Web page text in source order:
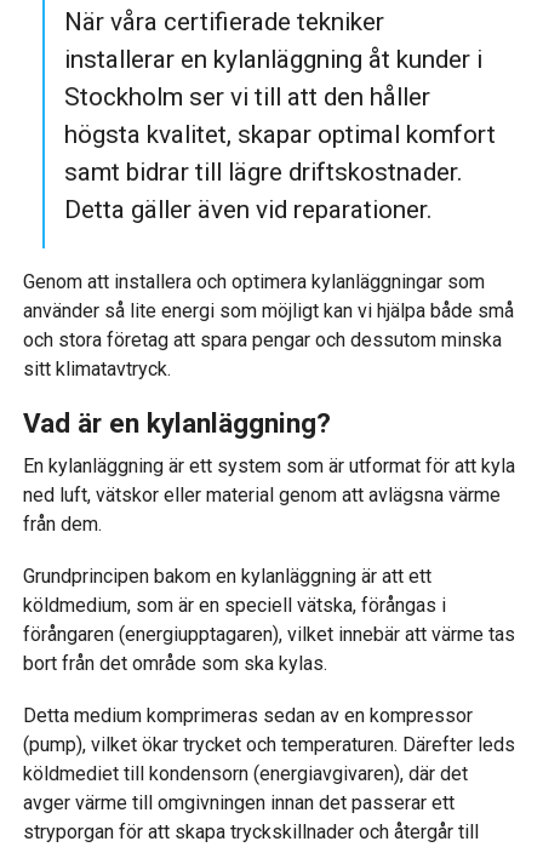
När våra certifierade tekniker
installerar en kylanläggning åt kunder i
Stockholm ser vi till att den håller
högsta kvalitet, skapar optimal komfort
samt bidrar till lägre driftskostnader.
Detta gäller även vid reparationer.
Genom att installera och optimera kylanläggningar som
använder så lite energi som möjligt kan vi hjälpa både små
och stora företag att spara pengar och dessutom minska
sitt klimatavtryck.
Vad är en kylanläggning?
En kylanläggning är ett system som är utformat för att kyla
ned luft, vätskor eller material genom att avlägsna värme
från dem.
Grundprincipen bakom en kylanläggning är att ett
köldmedium, som är en speciell vätska, förångas i
förångaren (energiupptagaren), vilket innebär att värme tas
bort från det område som ska kylas.
Detta medium komprimeras sedan av en kompressor
(pump), vilket ökar trycket och temperaturen. Därefter leds
köldmediet till kondensorn (energiavgivaren), där det
avger värme till omgivningen innan det passerar ett
stryporgan för att skapa tryckskillnader och återgår till